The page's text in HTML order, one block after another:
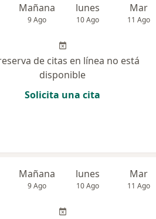
Mañana
9 Ago
lunes
10 Ago
Mar
11 Ago
de citas en línea no está
disponible
Solicita una cita
Mañana
9 Ago
lunes
10 Ago
Mar
11 Ago